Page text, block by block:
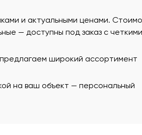
и актуальными ценами.
— доступны под заказ с четкими
широкий ассортимент
на ваш объект — персональный